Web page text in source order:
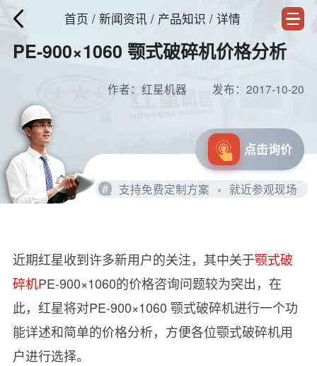
首页 / 新闻资讯 / 产品知识 / 详情
PE-900×1060 颚式破碎机价格分析
作者：红星机器 发布：2017-10-20
点击询价
# 支持免费定制方案 就近参观现场
近期红星收到许多新用户的关注，其中关于颚式破
碎机PE-900×1060的价格咨询问题较为突出，在
此，红星将对PE-900×1060 颚式破碎机进行一个功
能详述和简单的价格分析，方便各位颚式破碎机用
户进行选择。